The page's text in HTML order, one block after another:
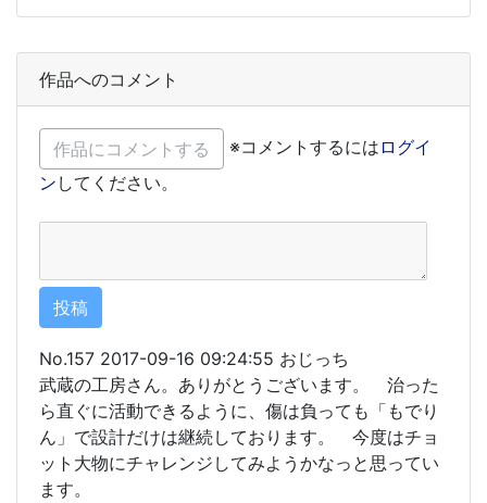
作品へのコメント
※コメントするには ログイ
ン してください。
No.157 2017-09-16 09:24:55 おじっち
武蔵の工房さん。ありがとうございます。 治った
ら直ぐに活動できるように、傷は負っても「もでり
ん」で設計だけは継続しております。 今度はチョ
ット大物にチャレンジしてみようかなっと思ってい
ます。